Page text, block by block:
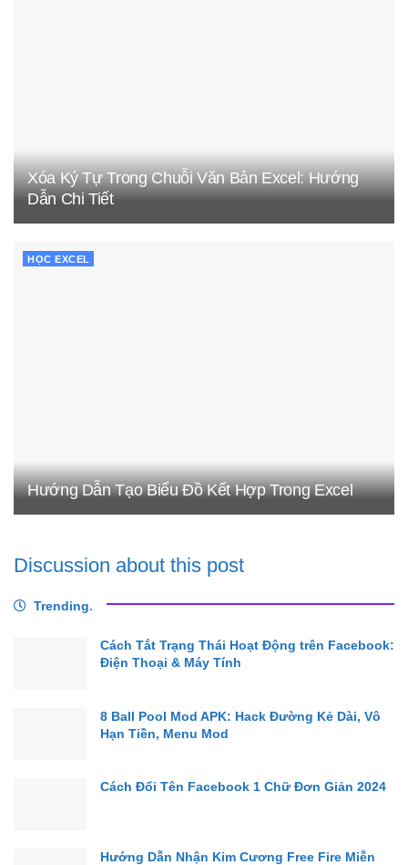
Xóa Ký Tự Trong Chuỗi Văn Bản Excel: Hướng
Dẫn Chi Tiết
HỌC EXCEL
Hướng Dẫn Tạo Biểu Đồ Kết Hợp Trong Excel
Discussion about this post
Trending.
Cách Tắt Trạng Thái Hoạt Động trên Facebook:
Điện Thoại & Máy Tính
8 Ball Pool Mod APK: Hack Đường Kẻ Dài, Vô
Hạn Tiền, Menu Mod
Cách Đổi Tên Facebook 1 Chữ Đơn Giản 2024
Hướng Dẫn Nhận Kim Cương Free Fire Miễn